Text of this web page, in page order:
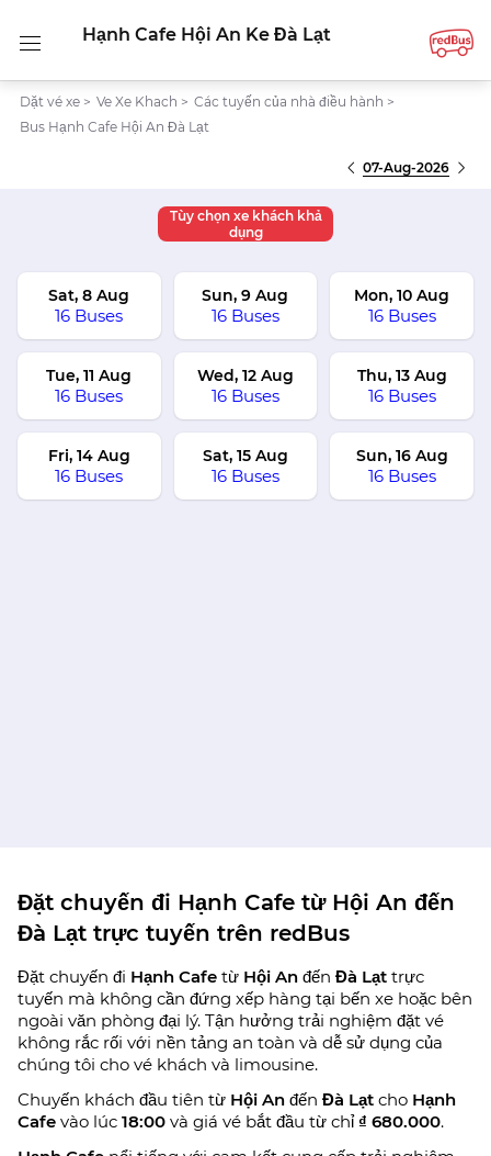
Hạnh Cafe Hội An Ke Đà Lạt
Dặt vé xe > Ve Xe Khach > Các tuyến của nhà điều hành >
Bus Hạnh Cafe Hội An Đà Lạt
07-Aug-2026
Tùy chọn xe khách khả
dụng
Sat, 8 Aug
16 Buses
Sun, 9 Aug
16 Buses
Mon, 10 Aug
16 Buses
Tue, 11 Aug
16 Buses
Wed, 12 Aug
16 Buses
Thu, 13 Aug
16 Buses
Fri, 14 Aug
16 Buses
Sat, 15 Aug
16 Buses
Sun, 16 Aug
16 Buses
Đặt chuyến đi Hạnh Cafe từ Hội An đến
Đà Lạt trực tuyến trên redBus
Đặt chuyến đi Hạnh Cafe từ Hội An đến Đà Lạt trực
tuyến mà không cần đứng xếp hàng tại bến xe hoặc bên
ngoài văn phòng đại lý. Tận hưởng trải nghiệm đặt vé
không rắc rối với nền tảng an toàn và dễ sử dụng của
chúng tôi cho vé khách và limousine.
Chuyến khách đầu tiên từ Hội An đến Đà Lạt cho Hạnh
Cafe vào lúc 18:00 và giá vé bắt đầu từ chỉ ₫ 680.000.